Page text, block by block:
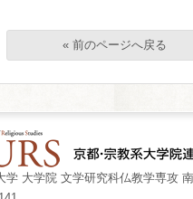
« 前のページへ戻る
学 大学院 文学研究科仏教学専攻